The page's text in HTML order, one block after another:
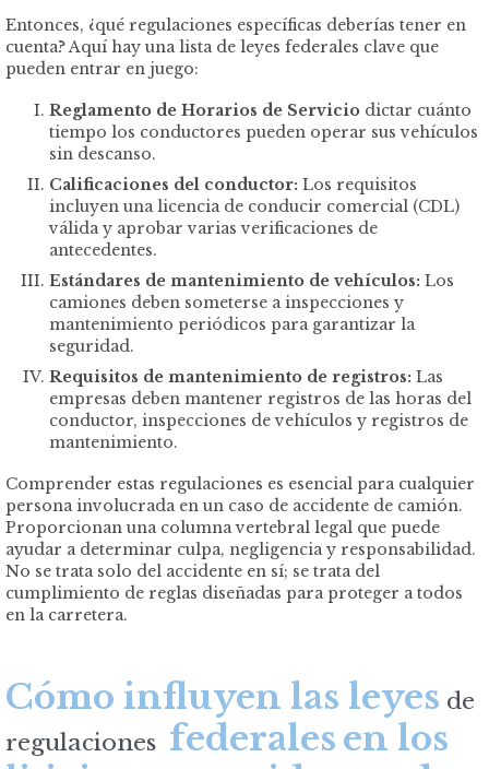
Entonces, ¿qué regulaciones específicas deberías tener en
cuenta? Aquí hay una lista de leyes federales clave que
pueden entrar en juego:
Reglamento de Horarios de Servicio dictar cuánto
tiempo los conductores pueden operar sus vehículos
sin descanso.
Calificaciones del conductor: Los requisitos
incluyen una licencia de conducir comercial (CDL)
válida y aprobar varias verificaciones de
antecedentes.
Estándares de mantenimiento de vehículos: Los
camiones deben someterse a inspecciones y
mantenimiento periódicos para garantizar la
seguridad.
Requisitos de mantenimiento de registros: Las
empresas deben mantener registros de las horas del
conductor, inspecciones de vehículos y registros de
mantenimiento.
Comprender estas regulaciones es esencial para cualquier
persona involucrada en un caso de accidente de camión.
Proporcionan una columna vertebral legal que puede
ayudar a determinar culpa, negligencia y responsabilidad.
No se trata solo del accidente en sí; se trata del
cumplimiento de reglas diseñadas para proteger a todos
en la carretera.
Cómo influyen las leyes de
regulaciones federales en los